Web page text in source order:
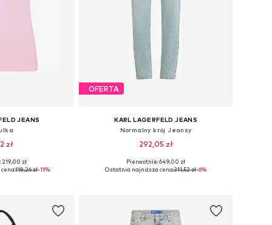
JEANS
zł
XS, S
zł
118,26 zł-11%
OFERTA
KARL LAGERFELD JEANS
Normalny krój Jeansy
292,05 zł
Dostępne w różnych rozmiarach
Pierwotnie: 649,00 zł
Ostatnia najniższa cena:311,52 zł-6%